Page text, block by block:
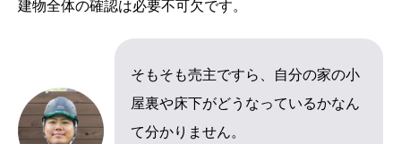
建物全体の確認は必要不可欠です。
そもそも売主ですら、自分の家の小
屋裏や床下がどうなっているかなん
て分かりません。